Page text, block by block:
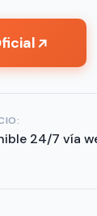
↗
24/7 vía